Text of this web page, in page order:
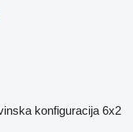
konfiguracija 6x2